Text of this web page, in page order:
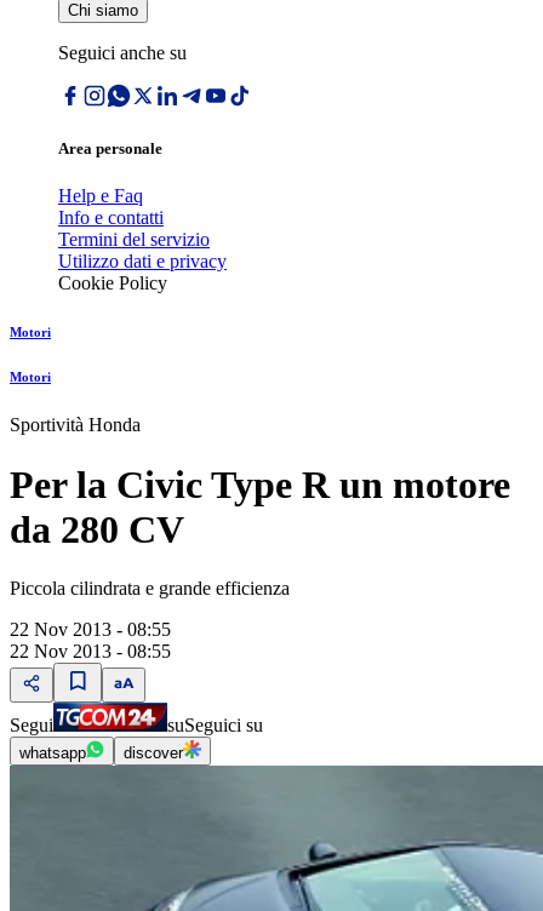
Chi siamo
Seguici anche su
Area personale
Help e Faq
Info e contatti
Termini del servizio
Utilizzo dati e privacy
Cookie Policy
Motori
Motori
Sportività Honda
Per la Civic Type R un motore
da 280 CV
Piccola cilindrata e grande efficienza
22 Nov 2013 - 08:55
22 Nov 2013 - 08:55
Segui suSeguici su
whatsapp discover